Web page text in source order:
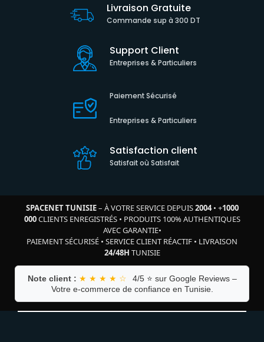
Livraison Gratuite
Commande sup à 300 DT
Support Client
Entreprises & Particuliers
Paiement Sécurisé
Entreprises & Particuliers
Satisfaction client
Satisfait où Satisfait
SPACENET TUNISIE– À VOTRE SERVICE DEPUIS2004• +1000
000CLIENTS ENREGISTRÉS• PRODUITS 100% AUTHENTIQUES
AVEC GARANTIE•
PAIEMENT SÉCURISÉ • SERVICE CLIENT RÉACTIF • LIVRAISON
24/48H TUNISIE
Note client : ★ ★ ★ ★ ☆
4/5 ⭐ sur Google Reviews –
Votre e-commerce de confiance en Tunisie.